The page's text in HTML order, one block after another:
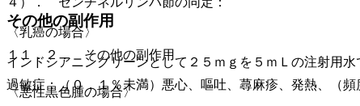
その他の副作用
１１．２． その他の副作用
過敏症：（０．１％未満）悪心、嘔吐、蕁麻疹、発熱、（頻
〈乳癌の場合〉
インドシアニングリーンとして２５ｍｇを５ｍＬの注射用
〈悪性黒色腫の場合〉